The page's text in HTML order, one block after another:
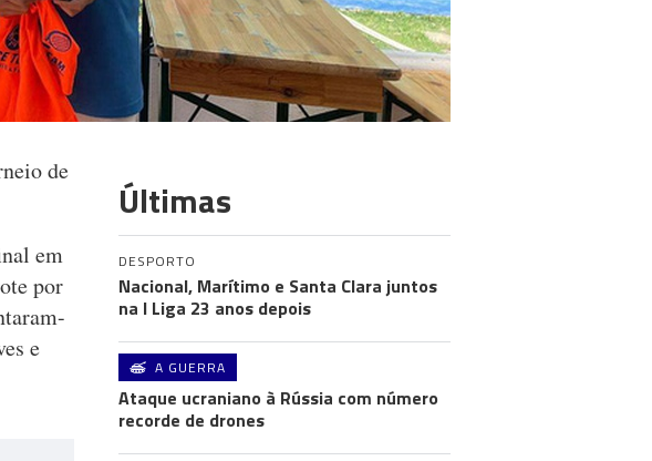
de
em
por
e
Últimas
DESPORTO
Nacional, Marítimo e Santa Clara juntos
na I Liga 23 anos depois
A GUERRA
Ataque ucraniano à Rússia com número
recorde de drones